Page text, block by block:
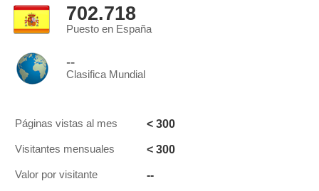
702.718
Puesto en España
--
Clasifica Mundial
Páginas vistas al mes < 300
Visitantes mensuales < 300
Valor por visitante --